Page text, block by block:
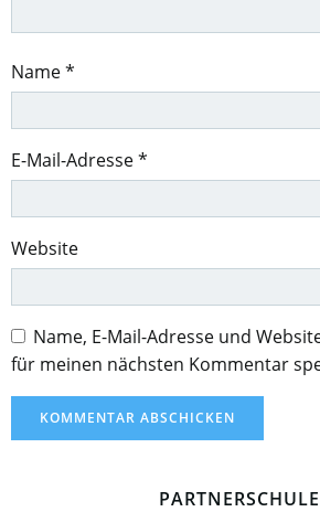
Name*
E-Mail-Adresse*
Website
Name, E-Mail-Adresse und
für meinen nächsten Kommentar